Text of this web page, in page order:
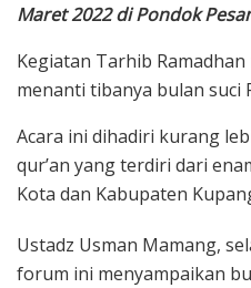
Maret 2022 di Pondok
Kegiatan Tarhib
menanti tibanya bulan suci
Acara ini dihadiri kurang
qur’an yang terdiri dari
Kota dan Kabupaten
Ustadz Usman Mamang,
forum ini menyampaikan